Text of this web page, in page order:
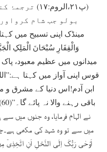
مینڈک اپنی تسبیح میں
وَالْقِفَارِ سُبْحَانَ الْمَلِکِ
قوس اپنی آواز میں کہتا
ابن آدم!اس دنیا کے مشرق
نے الہام فرمایا، وہ جنوں میں
میں سے تو وہ شہد کی مکھی
اَوْحٰی رَبُّکَ اِلَی النَّحْلِ اَنِ اتَّخِذِیۡ